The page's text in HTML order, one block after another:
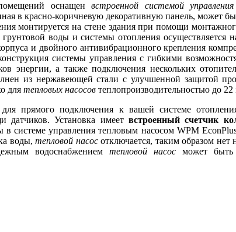
оснащен встроенной системой управления
в красно-коричневую декоративную панель, может
монтируется на стене здания при помощи
воды и системы отопления осуществляется
и двойного антивибрационного крепления
системы управления с гибкими
энергии, а также подключения нескольких
из нержавеющей стали с улучшенной защитой
для тепловых насосов теплопроизводительностью до 22
прямого подключения к вашей системе
датчиков. Установка имеет встроенный счетчик
в системе управления тепловым насосом WPM
воды,тепловой насосотключается, таким образом нет
водоснабжением тепловой насосможет быть